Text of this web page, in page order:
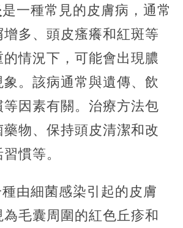
是一種常見的皮膚病，通常
多、頭皮瘙癢和紅斑等
情況下，可能會出現膿
。該病通常與遺傳、飲
因素有關。治療方法包
物、保持頭皮清潔和改
慣等。
由細菌感染引起的皮膚
毛囊周圍的紅色丘疹和